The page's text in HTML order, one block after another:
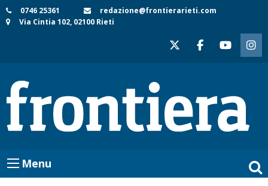
Skip
to
0746 25361
redazione@frontierarieti.com
Via Cintia 102, 02100 Rieti
Menu